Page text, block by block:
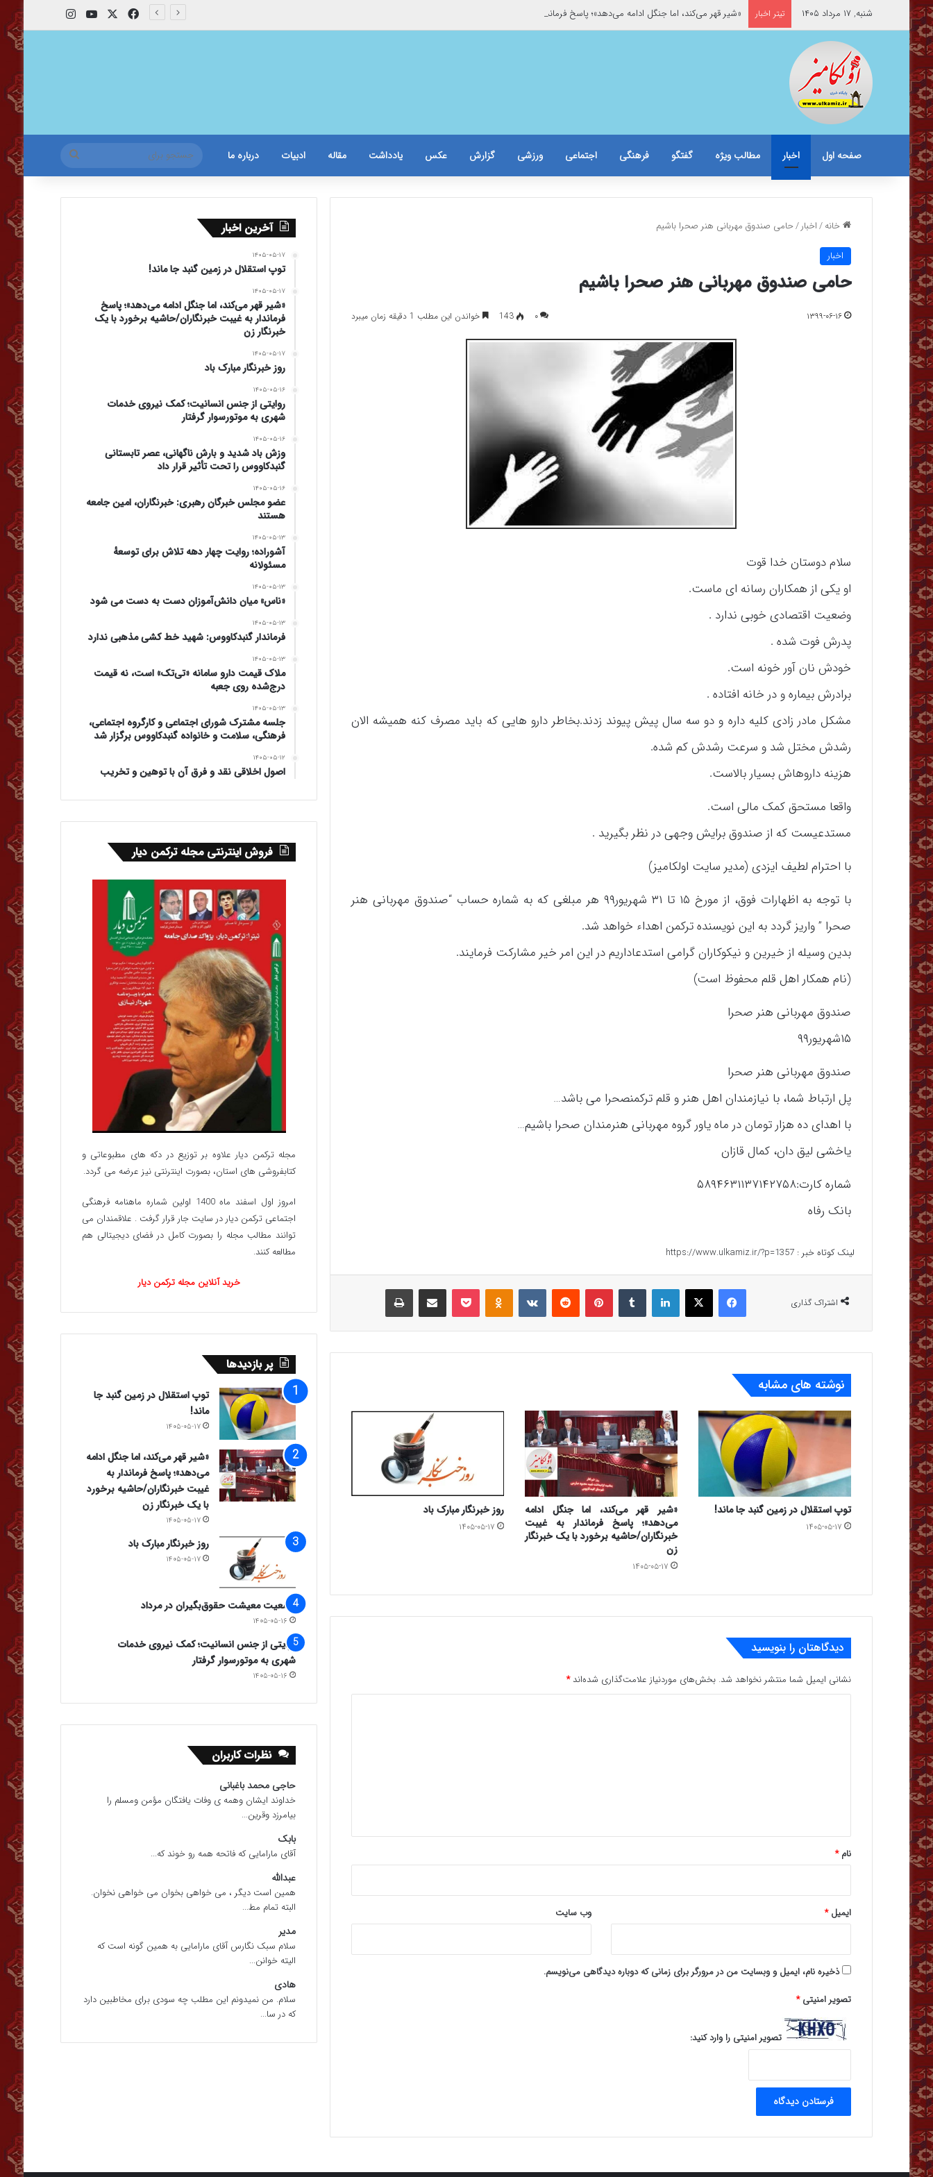
شنبه, ۱۷ مرداد ۱۴۰۵ تیتر اخبار «شیر قهر می‌کند، اما جنگل ادامه می‌دهد»؛ پاسخ فرماندار به غیبت خبرنگاران/حاشیه برخورد با یک خبرنگار زن فیس بوکیوتیوباینستاگرام
صفحه اول اخبار مطالب ویژه گفتگو فرهنگی اجتماعی ورزشی گزارش عکس یادداشت مقاله ادبیات درباره ما
جستجو
برای
خانه/اخبار/حامی صندوق مهربانی هنر صحرا باشیم
اخبار
حامی صندوق مهربانی هنر صحرا باشیم
۱۳۹۹-۰۶-۱۶ ۰ 143 خواندن این مطلب 1 دقیقه زمان میبرد
سلام دوستان خدا قوت
او یکی از همکاران رسانه ای ماست.
وضعیت اقتصادی خوبی ندارد .
پدرش فوت شده .
خودش نان آور خونه است.
برادرش بیماره و در خانه افتاده .
مشکل مادر زادی کلیه داره و دو سه سال پیش پیوند زدند.بخاطر دارو هایی که باید مصرف کنه همیشه الان
رشدش مختل شد و سرعت رشدش کم شده.
هزینه داروهاش بسیار بالاست.
واقعا مستحق کمک مالی است.
مستدعیست که از صندوق برایش وجهی در نظر بگیرید .
با احترام لطیف ایزدی (مدیر سایت اولکامیز)
با توجه به اظهارات فوق، از مورخ ۱۵ تا ۳۱ شهریور۹۹ هر مبلغی که به شماره حساب “صندوق مهربانی هنر
صحرا ” واریز گردد به این نویسنده ترکمن اهداء خواهد شد.
بدین وسیله از خیرین و نیکوکاران گرامی استدعاداریم در این امر خیر مشارکت فرمایند.
(نام همکار اهل قلم محفوظ است)
صندوق مهربانی هنر صحرا
۱۵شهریور۹۹
صندوق مهربانی هنر صحرا
پل ارتباط شما، با نیازمندان اهل هنر و قلم ترکمنصحرا می باشد…
با اهدای ده هزار تومان در ماه یاور گروه مهربانی هنرمندان صحرا باشیم…
یاخشی لیق دان، کمال قازان
شماره کارت:۵۸۹۴۶۳۱۱۳۷۱۴۲۷۵۸
بانک رفاه
لینک کوتاه خبر : https://www.ulkamiz.ir/?p=1357
اشتراک گذاری
فیس بوک X لینکدین ‫پین‌ترست ‫رددیت پاکت اشتراک گذاری از طریق ایمیل
نوشته های مشابه
توپ استقلال در زمین گنبد جا ماند!
۱۴۰۵-۰۵-۱۷
«شیر قهر می‌کند، اما جنگل ادامه
می‌دهد»؛ پاسخ فرماندار به غیبت
خبرنگاران/حاشیه برخورد با یک خبرنگار
زن
۱۴۰۵-۰۵-۱۷
روز خبرنگار مبارک باد
۱۴۰۵-۰۵-۱۷
دیدگاهتان را بنویسید
نشانی ایمیل شما منتشر نخواهد شد. بخش‌های موردنیاز علامت‌گذاری شده‌اند*
نام*
ایمیل* وب‌ سایت
ذخیره نام، ایمیل و وبسایت من در مرورگر برای زمانی که دوباره دیدگاهی می‌نویسم.
تصویر امنیتی*
تصویر امنیتی را وارد کنید:
آخرین اخبار
۱۴۰۵-۰۵-۱۷
توپ استقلال در زمین گنبد جا ماند!
۱۴۰۵-۰۵-۱۷
«شیر قهر می‌کند، اما جنگل ادامه می‌دهد»؛ پاسخ
فرماندار به غیبت خبرنگاران/حاشیه برخورد با یک
خبرنگار زن
۱۴۰۵-۰۵-۱۷
روز خبرنگار مبارک باد
۱۴۰۵-۰۵-۱۶
روایتی از جنس انسانیت؛ کمک نیروی خدمات
شهری به موتورسوار گرفتار
۱۴۰۵-۰۵-۱۶
وزش باد شدید و بارش ناگهانی، عصر تابستانی
گنبدکاووس را تحت تأثیر قرار داد
۱۴۰۵-۰۵-۱۶
عضو مجلس خبرگان رهبری: خبرنگاران، امین جامعه
هستند
۱۴۰۵-۰۵-۱۳
آشوراده؛ روایت چهار دهه تلاش برای توسعهٔ
مسئولانه
۱۴۰۵-۰۵-۱۳
«ناس» میان دانش‌آموزان دست به دست می شود
۱۴۰۵-۰۵-۱۳
فرماندار گنبدکاووس: شهید خط کشی مذهبی ندارد
۱۴۰۵-۰۵-۱۳
ملاک قیمت دارو سامانه «تی‌تک» است، نه قیمت
درج‌شده روی جعبه
۱۴۰۵-۰۵-۱۳
جلسه مشترک شورای اجتماعی و کارگروه اجتماعی،
فرهنگی، سلامت و خانواده گنبدکاووس برگزار شد
۱۴۰۵-۰۵-۱۲
اصول اخلاقی نقد و فرق آن با توهین و تخریب
فروش اینترنتی مجله ترکمن دیار
مجله ترکمن دیار علاوه بر توزیع در دکه های مطبوعاتی و
کتابفروشی های استان، بصورت اینترنتی نیز عرضه می گردد.‌
امروز اول اسفند ماه 1400 اولین شماره ماهنامه فرهنگی
اجتماعی ترکمن دیار در سایت جار قرار گرفت . علاقمندان می
توانند مطالب مجله را بصورت کامل در فضای دیجیتالی هم
مطالعه کنند.
خرید آنلاین مجله ترکمن دیار
پر بازدیدها
توپ استقلال در زمین گنبد جا
ماند!
۱۴۰۵-۰۵-۱۷
«شیر قهر می‌کند، اما جنگل ادامه
می‌دهد»؛ پاسخ فرماندار به
غیبت خبرنگاران/حاشیه برخورد
با یک خبرنگار زن
۱۴۰۵-۰۵-۱۷
روز خبرنگار مبارک باد
۱۴۰۵-۰۵-۱۷
وضعیت معیشت حقوق‌بگیران در مرداد
۱۴۰۵-۰۵-۱۶
روایتی از جنس انسانیت؛ کمک نیروی خدمات
شهری به موتورسوار گرفتار
۱۴۰۵-۰۵-۱۶
نظرات کاربران
حاجی محمد باغبانی
خداوند ایشان وهمه ی وفات یافتگان مؤمن ومسلم را
بیامرزد وقرین...
بابک
آقای مارامایی که فاتحه همه رو خوند که...
عبدالله
همین است دیگر ، می خواهی بخوان می خواهی نخوان.
البته تمام مط...
مدیر
سلام سبک نگارس آقای مارامایی به همین گونه است که
الیته خوانن...
هادی
سلام. من نمیدونم این مطلب چه سودی برای مخاطبین دارد
که در سا...